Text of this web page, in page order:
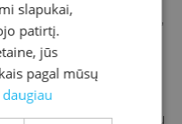
naujų žaidimų su vaikais,
ritmo pojūtį, smulkiąją
dėmesio koncentraciją,
Prisiminsime
kai mamos tarp darbų
slapukai,
patirtį.
jūs
pagal mūsų